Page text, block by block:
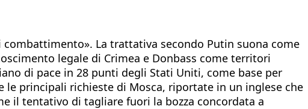
La trattativa secondo Putin suona come
legale di Crimea e Donbass come territori
di pace in 28 punti degli Stati Uniti, come base per
principali richieste di Mosca, riportate in un inglese che
il tentativo di tagliare fuori la bozza concordata a